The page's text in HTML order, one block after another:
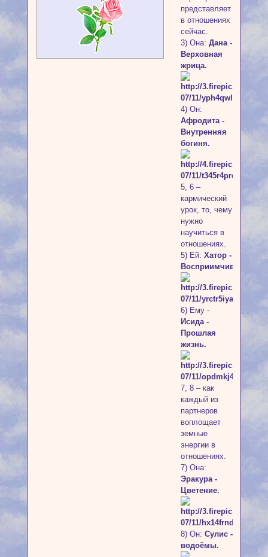
представляет
в отношениях
сейчас.
3) Она: Дана -
Верховная
жрица.
4) Он:
Афродита -
Внутренняя
богиня.
5, 6 –
кармический
урок, то, чему
нужно
научиться в
отношениях.
5) Ей: Хатор -
Восприимчивость.
6) Ему -
Исида -
Прошлая
жизнь.
7, 8 – как
каждый из
партнеров
воплощает
земные
энергии в
отношениях.
7) Она:
Эракура -
Цветение.
8) Он: Сулис -
водоёмы.